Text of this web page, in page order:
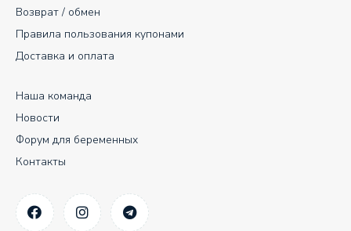
Наша команда
Новости
Форум для беременных
Контакты
Возврат / обмен
Правила пользования купонами
Доставка и оплата